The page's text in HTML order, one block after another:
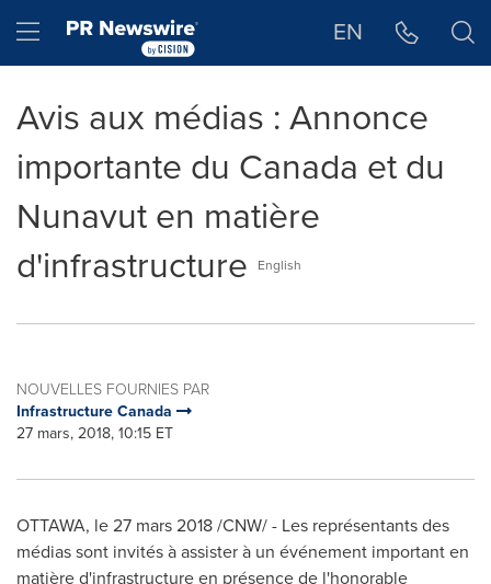
Hamburger menu EN
Avis aux médias : Annonce
importante du Canada et du
Nunavut en matière
d'infrastructure
English
NOUVELLES FOURNIES PAR
Infrastructure Canada
27 mars, 2018, 10:15 ET
OTTAWA, le 27 mars 2018 /CNW/ - Les représentants des
médias sont invités à assister à un événement important en
matière d'infrastructure en présence de l'honorable